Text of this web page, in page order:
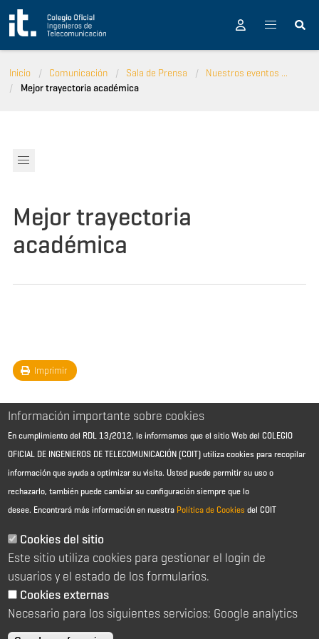
Pasar al contenido principal
Inicio Comunicación Sala de Prensa
Nuestros eventos ...
Mejor trayectoria académica
Mejor trayectoria
académica
Imprimir
Aviso Legal - Información general
Política de cookies
Política de reembolso
Sitemap
C/ Almagro 2 1º Izqda 28010 Madrid
91 391 10 66
Información importante sobre cookies
En cumplimiento del RDL 13/2012, le informamos que el sitio Web del COLEGIO
OFICIAL DE INGENIEROS DE TELECOMUNICACIÓN (COIT) utiliza cookies para recopilar
información que ayuda a optimizar su visita. Usted puede permitir su uso o
rechazarlo, también puede cambiar su configuración siempre que lo
desee. Encontrará más información en nuestra Política de Cookies del COIT
Cookies del sitio
Este sitio utiliza cookies para gestionar el login de
usuarios y el estado de los formularios.
Cookies externas
Necesario para los siguientes servicios: Google analytics